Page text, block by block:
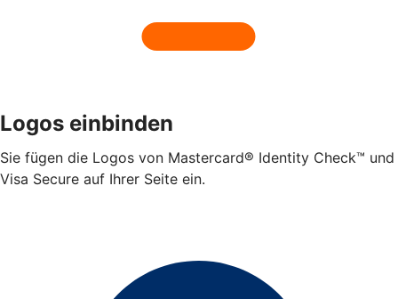
Logos einbinden
Sie fügen die Logos von Mastercard® Identity Check™ und
Visa Secure auf Ihrer Seite ein.